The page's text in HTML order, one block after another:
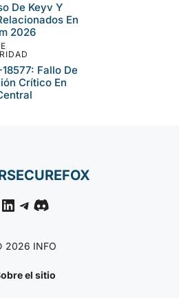
Y N-
Nuevo Lote
Able N-
Acceso
Npm 2026
Fallo